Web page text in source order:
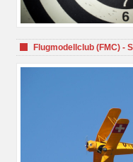
Flugmodellclub (FMC) -